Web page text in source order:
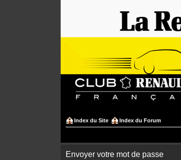
Index du Site Index du Forum
Envoyer votre mot de passe